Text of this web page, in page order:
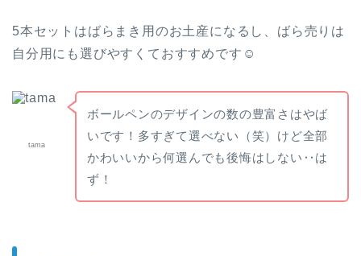
5本セットはばらまき用のお土産になるし、ばら売りは
自分用にも選びやすくておすすめです☺
tama
ボールペンのデザインの数の豊富さはやば
いです！多すぎて選べない（笑）けど全部
かわいいから何選んでも後悔はしない‥は
ず！